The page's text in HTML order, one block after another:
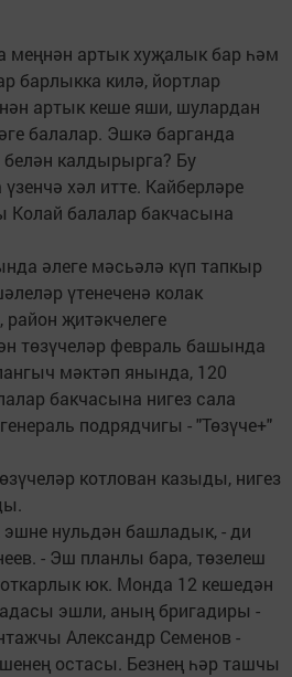
меңнән артык хуҗалык бар һәм
барлыкка килә, йортлар
артык кеше яши, шулардан
балалар. Эшкә барганда
калдырырга? Бу
хәл итте. Кайберләре
балалар бакчасына
әлеге мәсьәлә күп тапкыр
үтенеченә колак
җитәкчелеге
төзүчеләр февраль башында
мәктәп янында, 120
бакчасына нигез сала
подрядчигы - "Төзүче+"
котлован казыды, нигез
эшне нульдән башладык, - ди
- Эш планлы бара, төзелеш
юк. Монда 12 кешедән
эшли, аның бригадиры -
Александр Семенов -
остасы. Безнең һәр ташчы